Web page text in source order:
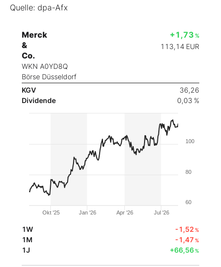
Quelle: dpa-Afx
Merck
&
Co.
WKN A0YD8Q
Börse Düsseldorf
+1,73 %
113,14 EUR
KGV
36,26
Dividende
0,03 %
Okt '25 Jan '26 Apr '26 Jul '26
60
80
100
1W -1,52%
1M -1,47 %
1J +66,56%